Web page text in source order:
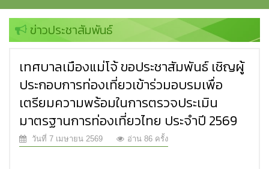
ข่าวประชาสัมพันธ์
เทศบาลเมืองแม่โจ้ ขอประชาสัมพันธ์ เชิญผู้
ประกอบการท่องเที่ยวเข้าร่วมอบรมเพื่อ
เตรียมความพร้อมในการตรวจประเมิน
มาตรฐานการท่องเที่ยวไทย ประจำปี 2569
วันที่ 7 เมษายน 2569 อ่าน 86 ครั้ง